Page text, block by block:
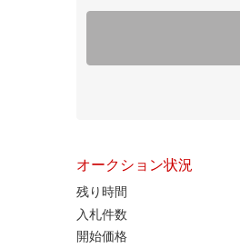
オークション状況
残り時間
入札件数
開始価格